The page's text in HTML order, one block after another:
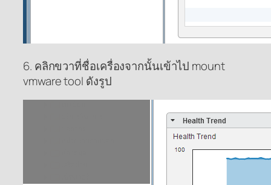
6. คลิกขวาที่ชื่อเครื่องจากนั้นเข้าไป mount
vmware tool ดังรูป